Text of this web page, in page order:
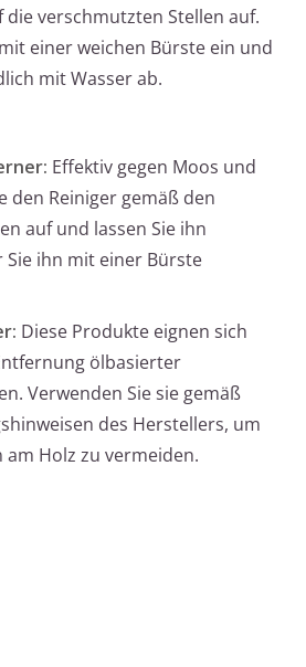
die verschmutzten Stellen auf.
einer weichen Bürste ein und
mit Wasser ab.
Effektiv gegen Moos und
den Reiniger gemäß den
auf und lassen Sie ihn
Sie ihn mit einer Bürste
Diese Produkte eignen sich
ölbasierter
Verwenden Sie sie gemäß
des Herstellers, um
am Holz zu vermeiden.